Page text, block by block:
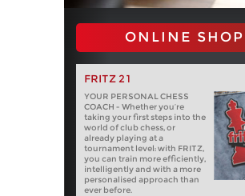
ONLINE SHOP
FRITZ 21
YOUR PERSONAL CHESS
COACH - Whether you’re
taking your first steps into the
world of club chess, or
already playing at a
tournament level: with FRITZ,
you can train more efficiently,
intelligently and with a more
personalised approach than
ever before.